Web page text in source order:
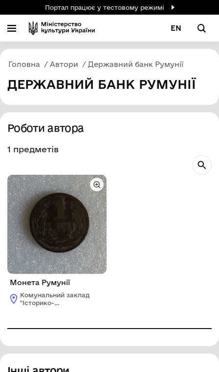
Портал працює у тестовому режимі
EN
Головна Автори Державний банк Румунії
ДЕРЖАВНИЙ БАНК РУМУНІЇ
Роботи автора
1 предметів
Монета Румунії
Комунальний заклад
"Історико-